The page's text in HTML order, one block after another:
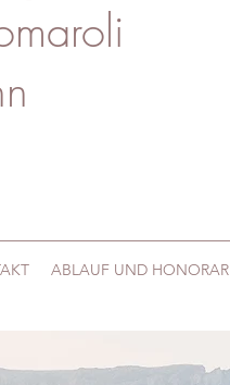
ABLAUF UND HONORAR